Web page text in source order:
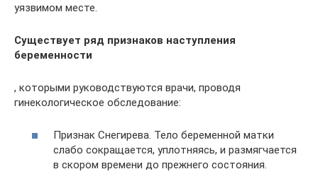
уязвимом месте.
Существует ряд признаков наступления
беременности
, которыми руководствуются врачи, проводя
гинекологическое обследование:
Признак Снегирева. Тело беременной матки
слабо сокращается, уплотняясь, и размягчается
в скором времени до прежнего состояния.